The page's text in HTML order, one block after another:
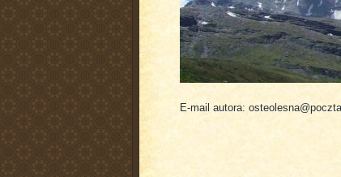
E-mail autora: